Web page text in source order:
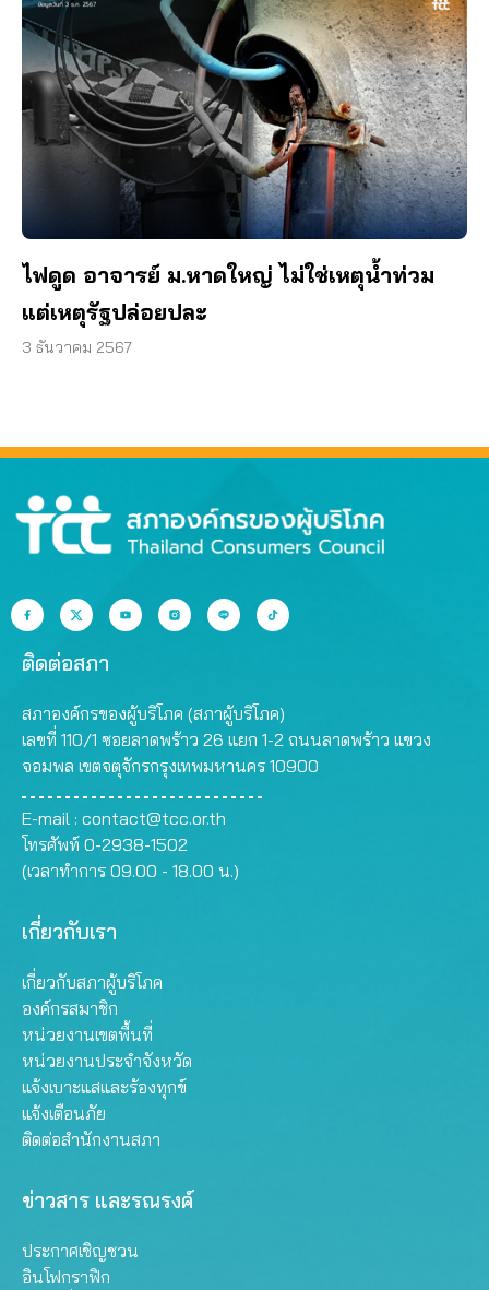
ไฟดูด อาจารย์ ม.หาดใหญ่ ไม่ใช่เหตุน้ำท่วม
แต่เหตุรัฐปล่อยปละ
3 ธันวาคม 2567
ติดต่อสภา
สภาองค์กรของผู้บริโภค (สภาผู้บริโภค)
เลขที่ 110/1 ซอยลาดพร้าว 26 แยก 1-2 ถนนลาดพร้าว แขวง
จอมพล เขตจตุจักรกรุงเทพมหานคร 10900
E-mail : contact@tcc.or.th
โทรศัพท์ 0-2938-1502
(เวลาทำการ 09.00 - 18.00 น.)
เกี่ยวกับเรา
เกี่ยวกับสภาผู้บริโภค
องค์กรสมาชิก
หน่วยงานเขตพื้นที่
หน่วยงานประจำจังหวัด
แจ้งเบาะแสและร้องทุกข์
แจ้งเตือนภัย
ติดต่อสำนักงานสภา
ข่าวสาร และรณรงค์
ประกาศเชิญชวน
อินโฟกราฟิก